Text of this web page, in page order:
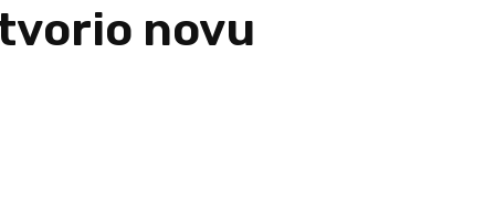
novu